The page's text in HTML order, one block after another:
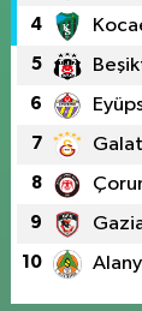
4
5
6
7
8
9
10